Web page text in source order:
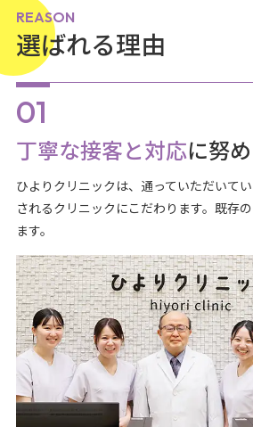
REASON
選ばれる理由
丁寧な接客と対応に努め
ひよりクリニックは、通っていただいて
されるクリニックにこだわります。既存
ます。